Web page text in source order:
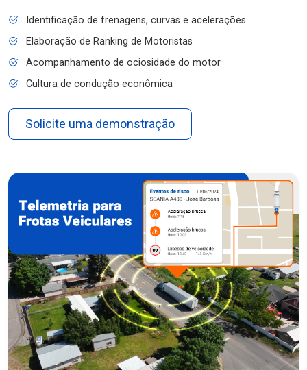
Identificação de frenagens, curvas e acelerações
Elaboração de Ranking de Motoristas
Acompanhamento de ociosidade do motor
Cultura de condução econômica
Solicite uma demonstração